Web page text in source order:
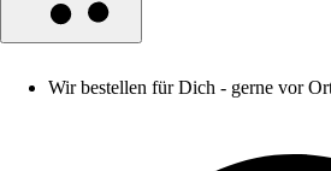
Wir bestellen für Dich - gerne vor